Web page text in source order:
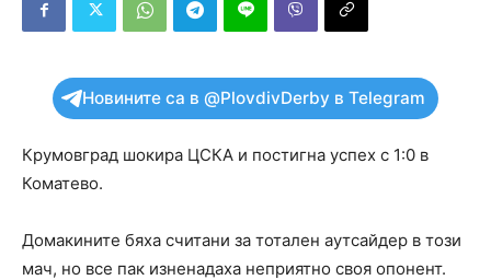
Новините са в @PlovdivDerby в Telegram
Крумовград шокира ЦСКА и постигна успех с 1:0 в
Коматево.
Домакините бяха считани за тотален аутсайдер в този
мач, но все пак изненадаха неприятно своя опонент.